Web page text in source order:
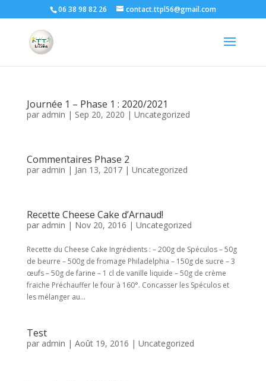
06 38 98 82 26 contact.ttpl56@gmail.com
Journée 1 – Phase 1 : 2020/2021
par admin | Sep 20, 2020 | Uncategorized
Commentaires Phase 2
par admin | Jan 13, 2017| Uncategorized
Recette Cheese Cake d’Arnaud!
par admin | Nov 20, 2016 | Uncategorized
Recette du Cheese Cake Ingrédients : – 200g de Spéculos – 50g
de beurre – 500g de fromage Philadelphia – 150g de sucre – 3
œufs – 50g de farine – 1 cl de vanille liquide – 50g de crème
fraiche Préchauffer le four à 160°. Concasser les Spéculos et
les mélanger au...
Test
par admin | Août 19, 2016 | Uncategorized